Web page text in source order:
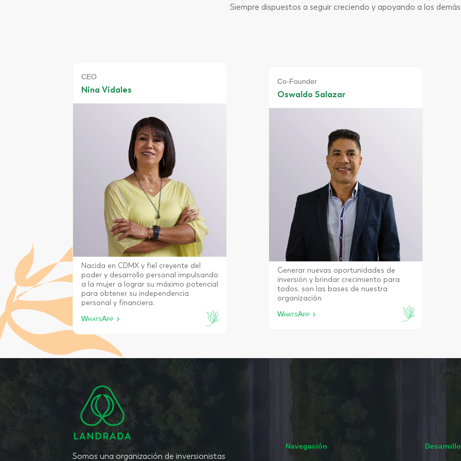
Siempre dispuestos a seguir creciendo y apoyando a los demás.
Co-Founder
Oswaldo Salazar
Generar nuevas oportunidades de
inversión y brindar crecimiento para
todos, son las bases de nuestra
organización
Ramón Mora
Director comercial de Landrada en
México. Originario de Torreón, Coah.
“Feliz de cambiar el ‘chip’ a las personas
en cuestiones de planeación financiera
e inversión”.
WhatsApp
Somos una organización de inversionistas
Navegación